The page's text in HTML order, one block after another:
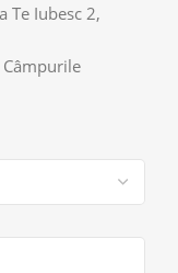
Te Iubesc 2,
Câmpurile